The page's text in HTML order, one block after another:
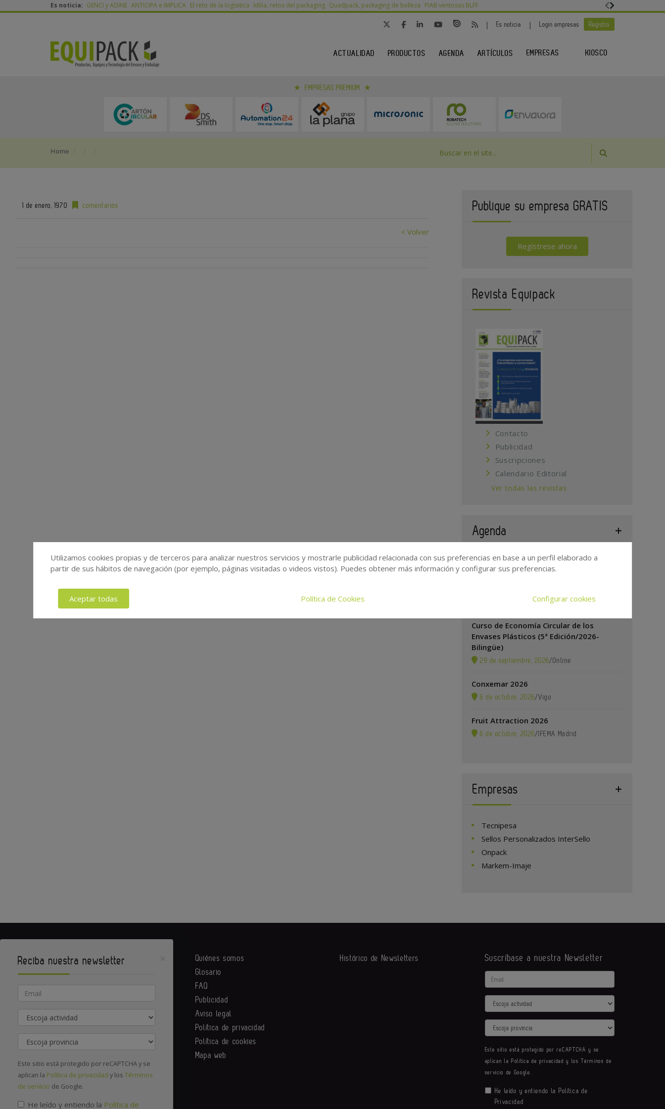
Es noticia: GENCI y ADINE ANTICIPA e IMPLICA El reto de la logísitica Idilia, retos del packaging Quadpack, packaging de belleza PIAB ventosas BLFF
| Es noticia | Login empresas Registro
ACTUALIDAD PRODUCTOS AGENDA ARTÍCULOS EMPRESAS KIOSCO
EMPRESAS PREMIUM
Home
1 de enero, 1970 comentarios
< Volver
Publique su empresa GRATIS
Regístrese ahora
Revista Equipack
Contacto
Publicidad
Suscripciones
Calendario Editorial
Ver todas las revistas
Agenda
5º Congreso Nacional de Reciclado de
Metropolitano de Madrid
Curso de Economía Circular de los
Envases Plásticos (5ª Edición/2026-
Bilingüe)
29 de septiembre, 2026/Online
Conxemar 2026
6 de octubre, 2026/Vigo
Fruit Attraction 2026
6 de octubre, 2026/IFEMA Madrid
Empresas
Tecnipesa
Sellos Personalizados InterSello
Onpack
Markem-Imaje
Contacte con nosotros
Quiénes somos
Glosario
FAQ
Publicidad
Aviso legal
Política de privacidad
Política de cookies
Mapa web
Histórico de Newsletters Suscríbase a nuestra Newsletter
Email
Actividad
Provincia
Este sitio está protegido por reCAPTCHA y se
aplican la Política de privacidad y losTérminos de
servicio de Google.
He leído y entiendo la Política de
Privacidad
Utilizamos cookies propias y de terceros para analizar nuestros servicios y mostrarle publicidad relacionada con sus preferencias en base a un perfil elaborado a
partir de sus hábitos de navegación (por ejemplo, páginas visitadas o videos vistos). Puedes obtener más información y configurar sus preferencias.
Aceptar todas Política de Cookies Configurar cookies
Reciba nuestra newsletter
Email
Actividad
Provincia
Este sitio está protegido por reCAPTCHA y se
aplican la Política de privacidad y los Términos
de servicio de Google.
He leído y entiendo la Política de